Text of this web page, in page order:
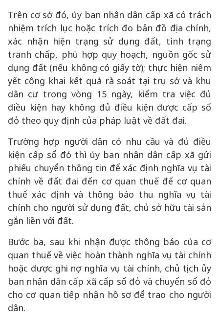
Trên cơ sở đó, ủy ban nhân dân cấp xã có trách
nhiệm trích lục hoặc trích đo bản đồ địa chính,
xác nhận hiện trạng sử dụng đất, tình trạng
tranh chấp, phù hợp quy hoạch, nguồn gốc sử
dụng đất (nếu không có giấy tờ); thực hiện niêm
yết công khai kết quả rà soát tại trụ sở và khu
dân cư trong vòng 15 ngày, kiểm tra việc đủ
điều kiện hay không đủ điều kiện được cấp sổ
đỏ theo quy định của pháp luật về đất đai.
Trường hợp người dân có nhu cầu và đủ điều
kiện cấp sổ đỏ thì ủy ban nhân dân cấp xã gửi
phiếu chuyển thông tin để xác định nghĩa vụ tài
chính về đất đai đến cơ quan thuế để cơ quan
thuế xác định và thông báo thu nghĩa vụ tài
chính cho người sử dụng đất, chủ sở hữu tài sản
gắn liền với đất.
Bước ba, sau khi nhận được thông báo của cơ
quan thuế về việc hoàn thành nghĩa vụ tài chính
hoặc được ghi nợ nghĩa vụ tài chính, chủ tịch ủy
ban nhân dân cấp xã cấp sổ đỏ và chuyển sổ đỏ
cho cơ quan tiếp nhận hồ sơ để trao cho người
dân.